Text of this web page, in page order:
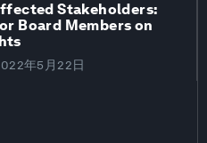
Stakeholders:
Board Members on
年5月22日